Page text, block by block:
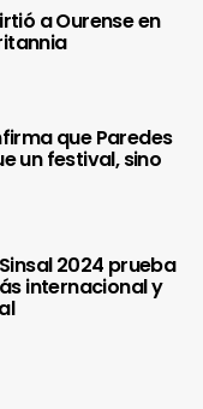
a Ourense en
que Paredes
un festival, sino
2024 prueba
internacional y